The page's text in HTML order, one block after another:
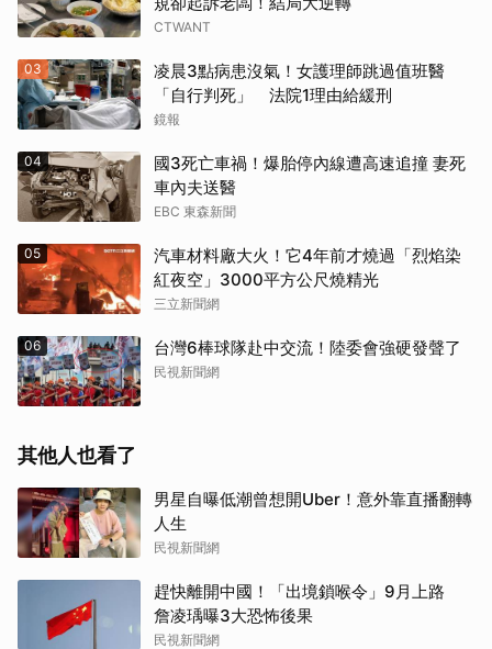
CTWANT
03
凌晨3點病患沒氣！女護理師跳過值班醫
「自行判死」 法院1理由給緩刑
鏡報
04
國3死亡車禍！爆胎停內線遭高速追撞 妻死
車內夫送醫
EBC 東森新聞
05
汽車材料廠大火！它4年前才燒過「烈焰染
紅夜空」3000平方公尺燒精光
三立新聞網
06 台灣6棒球隊赴中交流！陸委會強硬發聲了
民視新聞網
其他人也看了
男星自曝低潮曾想開Uber！意外靠直播翻轉
人生
民視新聞網
趕快離開中國！「出境鎖喉令」9月上路
詹凌瑀曝3大恐怖後果
民視新聞網